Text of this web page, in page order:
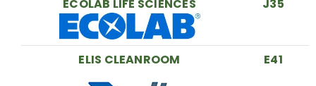
ECOLAB LIFE SCIENCES J35
ELIS CLEANROOM E41